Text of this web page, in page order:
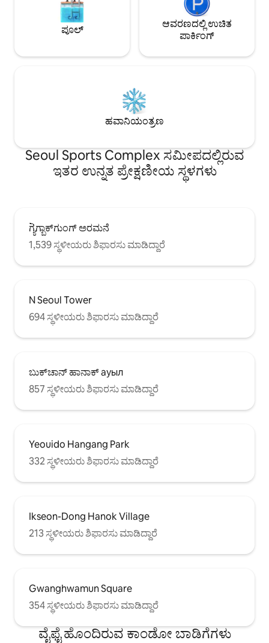
ಕಾಲ್ನಡಿಗೆ -3 ನಿಮಿಷಗಳು ಇಂಚಿಯಾನ್ ವಿಮಾನ
ನಿಲ್ದಾಣದಿಂದ ನೇರ ಬಸ್🚌 6006 ಅನ್ನು ಬಳಸುವಾಗ,
ನೀವು ತಕ್ಷಣವೇ ಜಮ್ಸಿಲ್ ಸೈನೆ ನಿಲ್ದಾಣಕ್ಕೆ
ವಿದೇಶಿ ಪ್ರವಾಸಿ ನಗರ ಹೋಮ್‌ಸ್ಟೇ ವ್ಯವಹಾರವಾಗಿ
ನೋಂದಾಯಿಸಲಾಗಿದೆ ಮತ್ತು ದೇಶೀಯ ಮತ್ತು
ವಿದೇಶಿಯರಿಗೆ ರಿಸರ್ವೇಶನ್‌ಗಳನ್ನು ಮಾಡಲು
ಮಾಡಿ:)
ಪೂಲ್
ಆವರಣದಲ್ಲಿ ಉಚಿತ
ಪಾರ್ಕಿಂಗ್
ಹವಾನಿಯಂತ್ರಣ
Seoul Sports Complex ಸಮೀಪದಲ್ಲಿರುವ
ಇತರ ಉನ್ನತ ಪ್ರೇಕ್ಷಣೀಯ ಸ್ಥಳಗಳು
ಗ್ಯੋਂಗ್ಬಾಕ್‌ಗುಂಗ್ ಅರಮನೆ
1,539 ಸ್ಥಳೀಯರು ಶಿಫಾರಸು ಮಾಡಿದ್ದಾರೆ
N Seoul Tower
694 ಸ್ಥಳೀಯರು ಶಿಫಾರಸು ಮಾಡಿದ್ದಾರೆ
ಬುಕ್‌ಚಾನ್ ಹಾನಾಕ್ ауыл
857 ಸ್ಥಳೀಯರು ಶಿಫಾರಸು ಮಾಡಿದ್ದಾರೆ
Yeouido Hangang Park
332 ಸ್ಥಳೀಯರು ಶಿಫಾರಸು ಮಾಡಿದ್ದಾರೆ
Ikseon-Dong Hanok Village
213 ಸ್ಥಳೀಯರು ಶಿಫಾರಸು ಮಾಡಿದ್ದಾರೆ
Gwanghwamun Square
354 ಸ್ಥಳೀಯರು ಶಿಫಾರಸು ಮಾಡಿದ್ದಾರೆ
ವೈಫೈ ಹೊಂದಿರುವ ಕಾಂಡೋ ಬಾಡಿಗೆಗಳು